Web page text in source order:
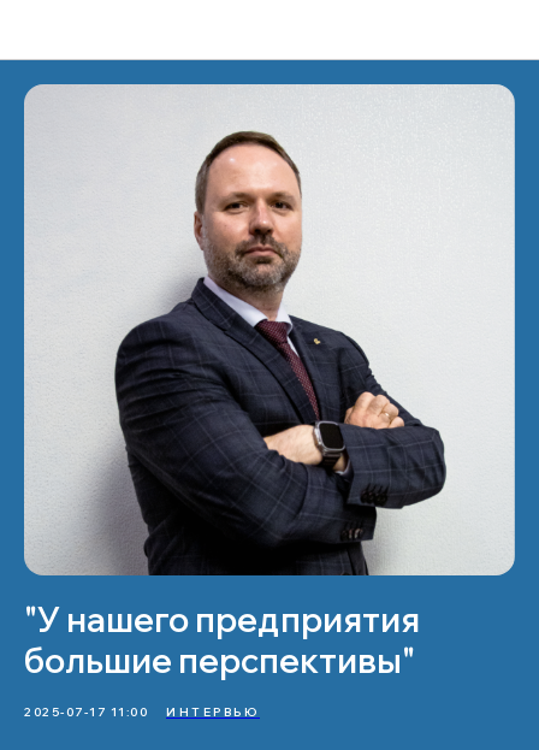
"У нашего предприятия
большие перспективы"
2025-07-17 11:00 ИНТЕРВЬЮ